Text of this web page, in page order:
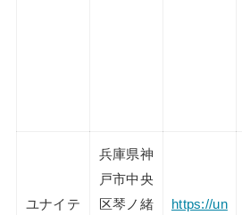
ユナイテ
兵庫県神
戸市中央
区琴ノ緒
https://un